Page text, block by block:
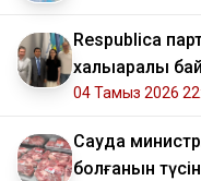
Respublica
халықаралық
04 Тамыз 2026
Сауда
болғанын